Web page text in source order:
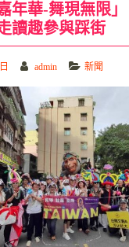
嘉年華-舞現無限
讀趣參與踩街
admin 新聞